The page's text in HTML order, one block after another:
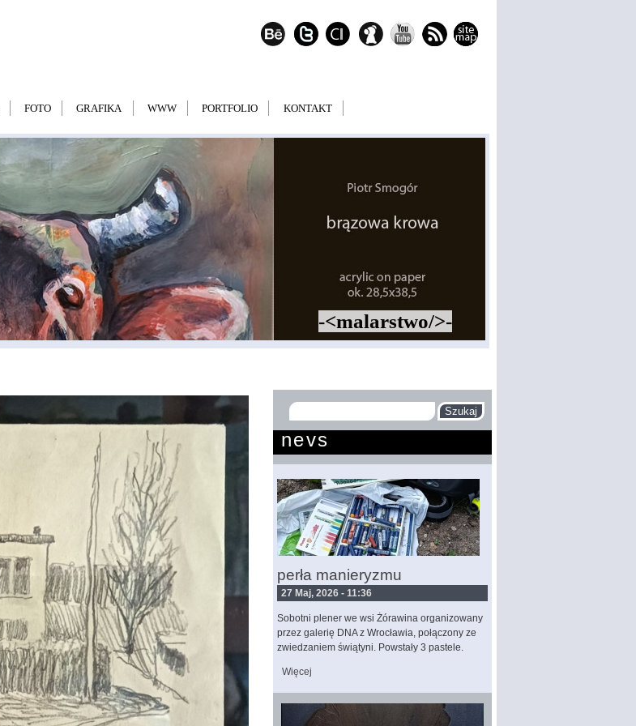
FOTO GRAFIKA WWW PORTFOLIO KONTAKT
-<malarstwo/>-
Formularz
wyszukiwania
Szukaj
nevs
perła manieryzmu
27 Maj, 2026 - 11:36
Sobotni plener we wsi Żórawina organizowany
przez galerię DNA z Wrocławia, połączony ze
zwiedzaniem świątyni. Powstały 3 pastele.
Więcej